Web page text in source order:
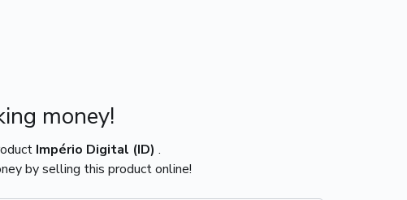
money!
Império Digital (ID) .
by selling this product online!